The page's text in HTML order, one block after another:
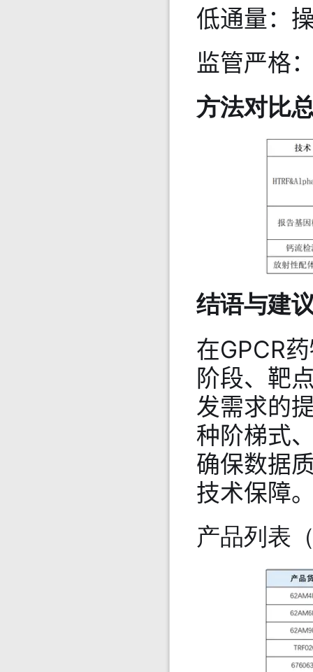
低通量：
监管严格
方法对比
结语与建
在GPCR
阶段、靶
发需求的
种阶梯式
确保数据
技术保障
产品列表